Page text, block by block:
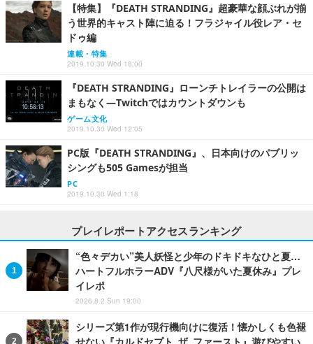
【特集】『DEATH STRANDING』超豪華な顔ぶれが揃
う世界的キャスト陣に迫る！フラジャイル役レア・セ
ドゥ編
連載・特集
2019.10.30 Wed 18:00
『DEATH STRANDING』ローンチトレイラーの公開は
まもなく―Twitchではカウントダウンも
ゲーム文化
2019.10.30 Wed 12:05
PC版『DEATH STRANDING』、日本向けのパブリッ
シングも505 Gamesが担当
PC
2019.10.30 Wed 1:18
プレイレポートアクセスランキング
“色々デカい”美人妖怪と少年のドキドキなひと夏…
ハートフルホラーADV『八尺様がいた夏休み』プレ
イレポ
2026.8.2 Sun 19:00
シリーズ第1作が現行機向けに復活！懐かしくも色褪
せない『カルドセプト ザ ファースト』遊びやすい